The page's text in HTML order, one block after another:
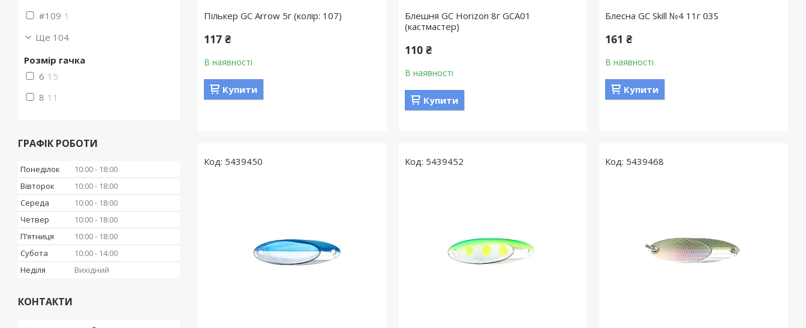
Пількер GC Arrow 5г (колір: 107)
117 ₴
В наявності
Купити
Блешня GC Horizon 8г GCA01
(кастмастер)
110 ₴
В наявності
Купити
Блесна GC Skill №4 11г 03S
161 ₴
В наявності
Купити
5439450 5439452 5439468
#109 1
Ще 104
Розмір гачка
6 15
8 11
ГРАФІК РОБОТИ
Понеділок 10:00
18:00
Вівторок
10:00
18:00
Середа
10:00
18:00
Четвер
10:00
18:00
Пʼятниця
10:00
18:00
Субота
10:00
14:00
Неділя
Вихідний
КОНТАКТИ